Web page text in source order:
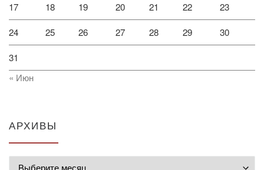
17 18 19 20 21 22 23
24 25 26 27 28 29 30
31
« Июн
АРХИВЫ